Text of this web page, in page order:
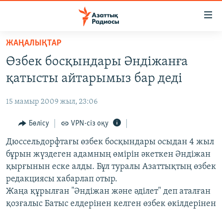
Skip
main
content
to
Navigation
Skip
to
Search
ЖАҢАЛЫҚТАР
ҚАҢТАР ОҚИҒАСЫ
АДАМ ҚҰҚЫҚТАРЫ
ӘЛЕУМЕТ
ӘЛЕМ
АРНАЙЫ ЖОБАЛАР
Русский
ЖАҢАЛЫҚТАР
Өзбек босқындары Әндіжанға
қатысты айтарымыз бар деді
15 мамыр 2009 жыл, 23:06
Бөлісу VPN-сіз оқу
Дюссельдорфтағы өзбек босқындары осыдан 4 жыл
бұрын жүздеген адамның өмірін әкеткен Әндіжан
қырғынын еске алды. Бұл туралы Азаттықтың өзбек
редакциясы хабарлап отыр.
Жаңа құрылған "Әндіжан және әділет" деп аталған
қозғалыс Батыс елдерінен келген өзбек өкілдерінен